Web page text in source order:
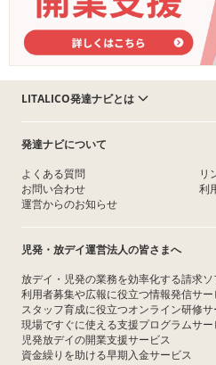
LITALICO発達ナビとは
発達ナビについて
よくある質問
お問い合わせ
運営からのお知らせ
リ
利
児発・放デイ運営法人の皆さまへ
放デイ・児発の業務を効率化する請求ソ
利用者募集や広報に役立つ情報発信サー
スタッフ育成に役立つオンライン研修サ
現場ですぐに使える支援プログラムサー
児発放デイの開業支援サービス
資金繰りを助ける早期入金サービス